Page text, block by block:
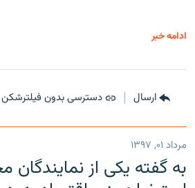
ادامه خبر
ارسال دسترسی بدون فیلترشکن
مرداد ۰۱, ۱۳۹۷
به گفته یکی از